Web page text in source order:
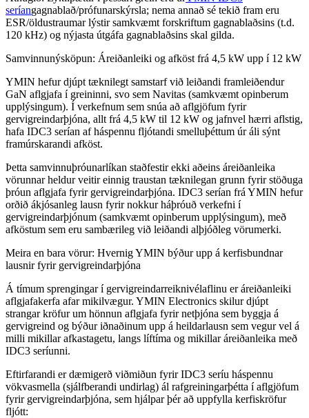
seríangagnablað/prófunarskýrsla; nema annað sé tekið fram eru
ESR/öldustraumar lýstir samkvæmt forskriftum gagnablaðsins (t.d.
120 kHz) og nýjasta útgáfa gagnablaðsins skal gilda.
Samvinnunýsköpun: Áreiðanleiki og afköst frá 4,5 kW upp í 12 kW
YMIN hefur djúpt tæknilegt samstarf við leiðandi framleiðendur
GaN aflgjafa í greininni, svo sem Navitas (samkvæmt opinberum
upplýsingum). Í verkefnum sem snúa að aflgjöfum fyrir
gervigreindarþjóna, allt frá 4,5 kW til 12 kW og jafnvel hærri aflstig,
hafa IDC3 serían af háspennu fljótandi smelluþéttum úr áli sýnt
framúrskarandi afköst.
Þetta samvinnuþróunarlíkan staðfestir ekki aðeins áreiðanleika
vörunnar heldur veitir einnig traustan tæknilegan grunn fyrir stöðuga
þróun aflgjafa fyrir gervigreindarþjóna. IDC3 serían frá YMIN hefur
orðið ákjósanleg lausn fyrir nokkur háþróuð verkefni í
gervigreindarþjónum (samkvæmt opinberum upplýsingum), með
afköstum sem eru sambærileg við leiðandi alþjóðleg vörumerki.
Meira en bara vörur: Hvernig YMIN býður upp á kerfisbundnar
lausnir fyrir gervigreindarþjóna
Á tímum sprengingar í gervigreindarreiknivélaflinu er áreiðanleiki
aflgjafakerfa afar mikilvægur. YMIN Electronics skilur djúpt
strangar kröfur um hönnun aflgjafa fyrir netþjóna sem byggja á
gervigreind og býður iðnaðinum upp á heildarlausn sem vegur vel á
milli mikillar afkastagetu, langs líftíma og mikillar áreiðanleika með
IDC3 seríunni.
Eftirfarandi er dæmigerð viðmiðun fyrir IDC3 seríu háspennu
vökvasmella (sjálfberandi undirlag) ál rafgreiningarþétta í aflgjöfum
fyrir gervigreindarþjóna, sem hjálpar þér að uppfylla kerfiskröfur
fljótt: